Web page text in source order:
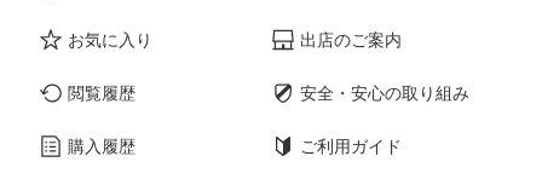
お気に入り
閲覧履歴
購入履歴
出店のご案内
安全・安心の取り組み
ご利用ガイド